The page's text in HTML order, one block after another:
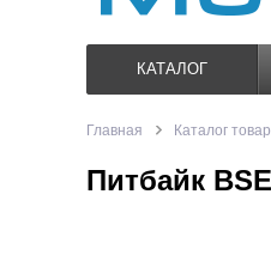
КАТАЛОГ
Главная Каталог
Питбайк